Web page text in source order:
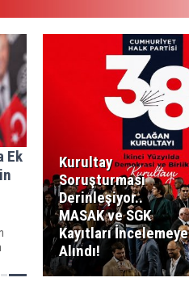
Ek
Kurultay
Soruşturması
Derinleşiyor..
MASAK ve SGK
Kayıtları İncelemeye
Alındı!